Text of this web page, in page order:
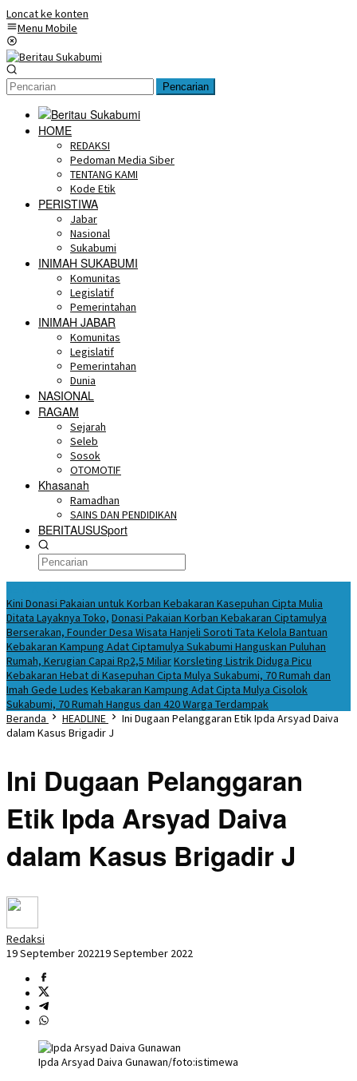
Loncat ke konten
Menu Mobile
Pencarian
HOME
REDAKSI
Pedoman Media Siber
TENTANG KAMI
Kode Etik
PERISTIWA
Jabar
Nasional
Sukabumi
INIMAH SUKABUMI
Komunitas
Legislatif
Pemerintahan
INIMAH JABAR
Komunitas
Legislatif
Pemerintahan
Dunia
NASIONAL
RAGAM
Sejarah
Seleb
Sosok
OTOMOTIF
Khasanah
Ramadhan
SAINS DAN PENDIDIKAN
BERITAUSUSport
Kini Donasi Pakaian untuk Korban Kebakaran Kasepuhan Cipta Mulia
Ditata Layaknya Toko, Donasi Pakaian Korban Kebakaran Ciptamulya
Berserakan, Founder Desa Wisata Hanjeli Soroti Tata Kelola Bantuan
Kebakaran Kampung Adat Ciptamulya Sukabumi Hanguskan Puluhan
Rumah, Kerugian Capai Rp2,5 MiliarKorsleting Listrik Diduga Picu
Kebakaran Hebat di Kasepuhan Cipta Mulya Sukabumi, 70 Rumah dan
Imah Gede Ludes Kebakaran Kampung Adat Cipta Mulya Cisolok
Sukabumi, 70 Rumah Hangus dan 420 Warga Terdampak
Beranda
HEADLINE
Ini Dugaan Pelanggaran Etik Ipda Arsyad Daiva
dalam Kasus Brigadir J
Ini Dugaan Pelanggaran
Etik Ipda Arsyad Daiva
dalam Kasus Brigadir J
Redaksi
19 September 202219 September 2022
Ipda Arsyad Daiva Gunawan/foto:istimewa